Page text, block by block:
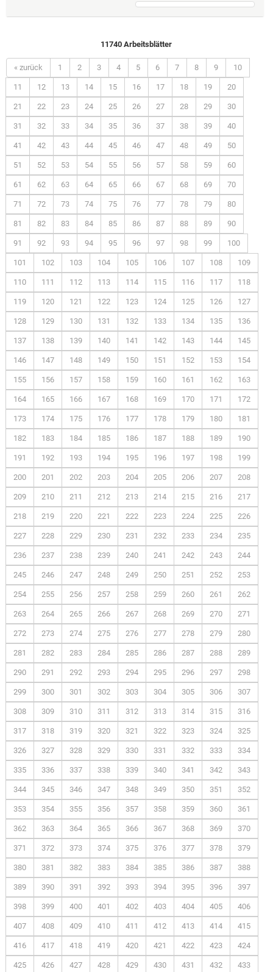
11740 Arbeitsblätter
« zurück 1 2 3 4 5 6 7 8 9 10
11 12 13 14 15 16 17 18 19 20
21 22 23 24 25 26 27 28 29 30
31 32 33 34 35 36 37 38 39 40
41 42 43 44 45 46 47 48 49 50
51 52 53 54 55 56 57 58 59 60
61 62 63 64 65 66 67 68 69 70
71 72 73 74 75 76 77 78 79 80
81 82 83 84 85 86 87 88 89 90
91 92 93 94 95 96 97 98 99 100
101 102 103 104 105 106 107 108 109
110 111 112 113 114 115 116 117 118
119 120 121 122 123 124 125 126 127
128 129 130 131 132 133 134 135 136
137 138 139 140 141 142 143 144 145
146 147 148 149 150 151 152 153 154
155 156 157 158 159 160 161 162 163
164 165 166 167 168 169 170 171 172
173 174 175 176 177 178 179 180 181
182 183 184 185 186 187 188 189 190
191 192 193 194 195 196 197 198 199
200 201 202 203 204 205 206 207 208
209 210 211 212 213 214 215 216 217
218 219 220 221 222 223 224 225 226
227 228 229 230 231 232 233 234 235
236 237 238 239 240 241 242 243 244
245 246 247 248 249 250 251 252 253
254 255 256 257 258 259 260 261 262
263 264 265 266 267 268 269 270 271
272 273 274 275 276 277 278 279 280
281 282 283 284 285 286 287 288 289
290 291 292 293 294 295 296 297 298
299 300 301 302 303 304 305 306 307
308 309 310 311 312 313 314 315 316
317 318 319 320 321 322 323 324 325
326 327 328 329 330 331 332 333 334
335 336 337 338 339 340 341 342 343
344 345 346 347 348 349 350 351 352
353 354 355 356 357 358 359 360 361
362 363 364 365 366 367 368 369 370
371 372 373 374 375 376 377 378 379
380 381 382 383 384 385 386 387 388
389 390 391 392 393 394 395 396 397
398 399 400 401 402 403 404 405 406
407 408 409 410 411 412 413 414 415
416 417 418 419 420 421 422 423 424
425 426 427 428 429 430 431 432 433